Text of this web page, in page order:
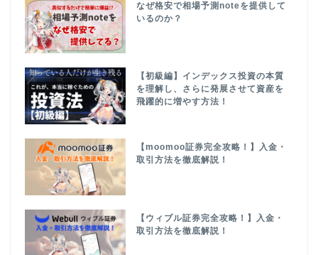
なぜ格安で相場予測noteを提供して
いるのか？
【初級編】インデックス投資の本質
を理解し、さらに発展させて資産を
飛躍的に増やす方法！
【moomoo証券完全攻略！】入金・
取引方法を徹底解説！
【ウィブル証券完全攻略！】入金・
取引方法を徹底解説！